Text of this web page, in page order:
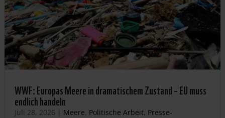
WWF: Europas Meere in dramatischem Zustand – EU muss
endlich handeln
Juli 28, 2026 | Meere, Politische Arbeit, Presse-